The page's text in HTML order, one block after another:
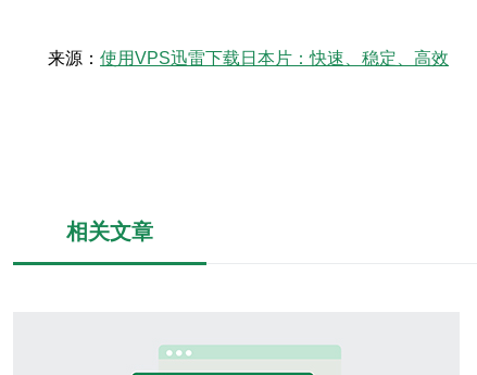
来源： 使用VPS迅雷下载日本片：快速、稳定、高效
相关文章